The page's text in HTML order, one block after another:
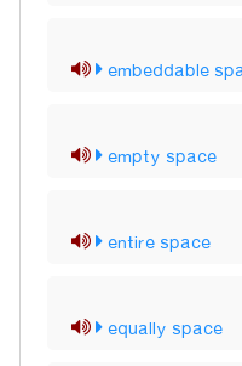
embeddable
empty space
entire space
equally space